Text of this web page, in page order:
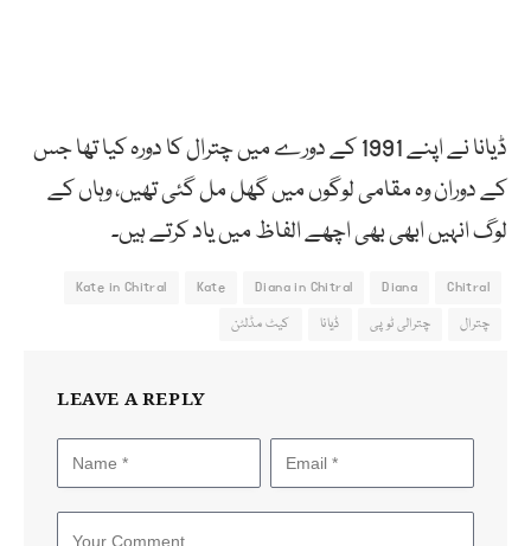
ڈیانا نے اپنے 1991 کے دورے میں چترال کا دورہ کیا تھا جس
کے دوران وہ مقامی لوگوں میں گھل مل گئی تھیں، وہاں کے
لوگ انہیں ابھی بھی اچھے الفاظ میں یاد کرتے ہیں۔
Chitral
Diana
Diana in Chitral
Kate
Kate in Chitral
چترال
چترالی ٹوپی ڈیانا کیٹ مڈلٹن
LEAVE A REPLY